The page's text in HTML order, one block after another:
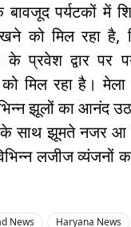
बावजूद पर्यटकों में
को मिल रहा है,
के प्रवेश द्वार पर
मिल रहा है। मेला
झूलों का आनंद
के साथ झूमते नजर आ
लजीज व्यंजनों
News Haryana News